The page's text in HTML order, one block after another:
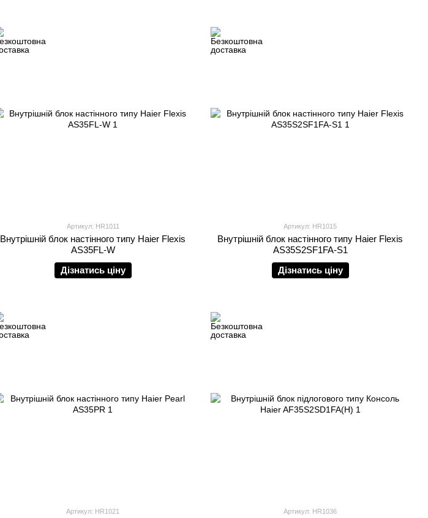
Артикул: HR1011
Внутрішній блок настінного типу Haier Flexis
AS35FL-W
Дізнатись ціну
Артикул: HR1015
Внутрішній блок настінного типу Haier Flexis
AS35S2SF1FA-S1
Дізнатись ціну
Артикул: HR1021 Артикул: HR1036